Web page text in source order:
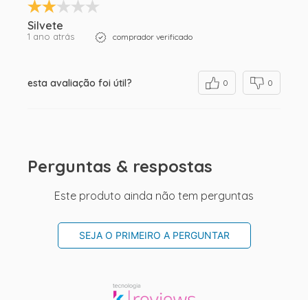
Silvete
1 ano atrás comprador verificado
esta avaliação foi útil? 0 0
Perguntas & respostas
Este produto ainda não tem perguntas
SEJA O PRIMEIRO A PERGUNTAR